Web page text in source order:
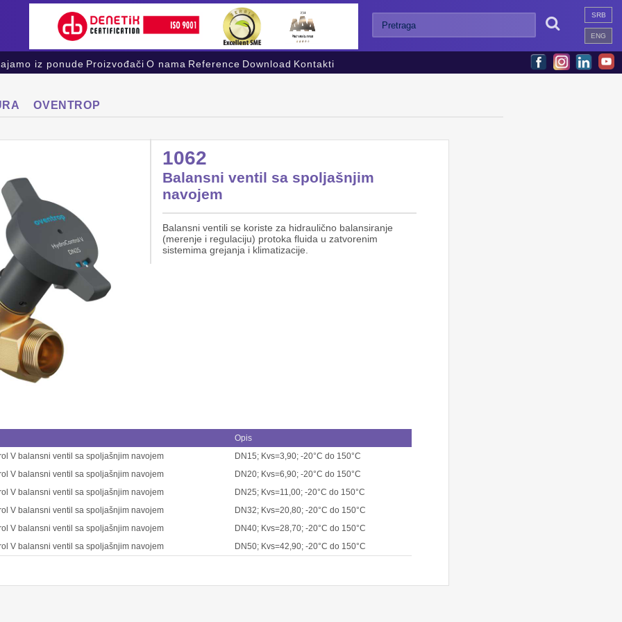
iz ponude Proizvođači O nama Reference Download Kontakti
SRB
ENG

OVENTROP
1062
Balansni ventil sa spoljašnjim
navojem
Balansni ventili se koriste za hidraulično balansiranje
(merenje i regulaciju) protoka fluida u zatvorenim
sistemima grejanja i klimatizacije.
Opis
V balansni ventil sa spoljašnjim navojem
DN15; Kvs=3,90; -20°C do 150°C
V balansni ventil sa spoljašnjim navojem
DN20; Kvs=6,90; -20°C do 150°C
V balansni ventil sa spoljašnjim navojem
DN25; Kvs=11,00; -20°C do 150°C
V balansni ventil sa spoljašnjim navojem
DN32; Kvs=20,80; -20°C do 150°C
V balansni ventil sa spoljašnjim navojem
DN40; Kvs=28,70; -20°C do 150°C
V balansni ventil sa spoljašnjim navojem
DN50; Kvs=42,90; -20°C do 150°C